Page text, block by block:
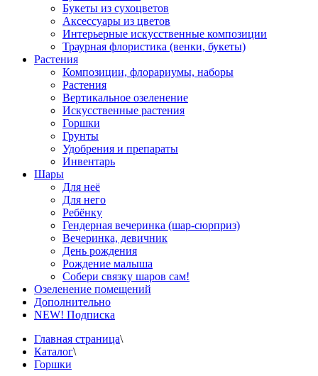
Букеты из сухоцветов
Аксессуары из цветов
Интерьерные искусственные композиции
Траурная флористика (венки, букеты)
Растения
Композиции, флорариумы, наборы
Растения
Вертикальное озеленение
Искусственные растения
Горшки
Грунты
Удобрения и препараты
Инвентарь
Шары
Для неё
Для него
Ребёнку
Гендерная вечеринка (шар-сюрприз)
Вечеринка, девичник
День рождения
Рождение малыша
Собери связку шаров сам!
Озеленение помещений
Дополнительно
NEW! Подписка
Главная страница\
Каталог\
Горшки